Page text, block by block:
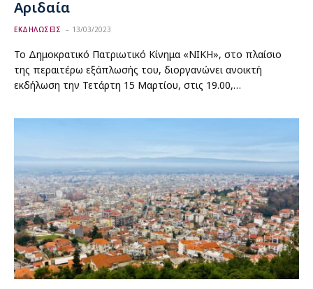
Αριδαία
ΕΚΔΗΛΩΣΕΙΣ 13/03/2023
Το Δημοκρατικό Πατριωτικό Κίνημα «ΝΙΚΗ», στο πλαίσιο
της περαιτέρω εξάπλωσής του, διοργανώνει ανοικτή
εκδήλωση την Τετάρτη 15 Μαρτίου, στις 19.00,…